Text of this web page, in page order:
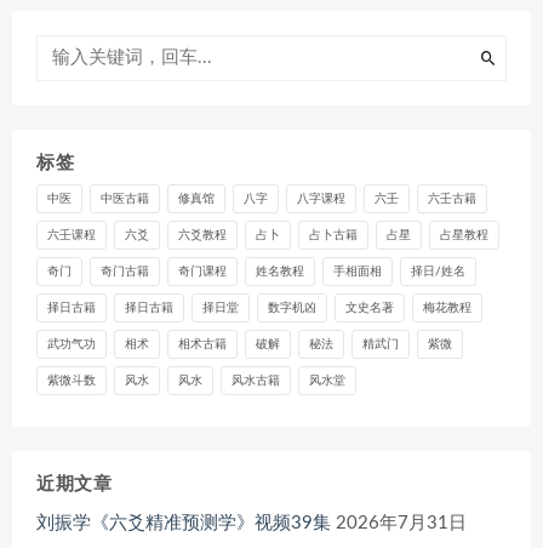
标签
中医 中医古籍 修真馆 八字 八字课程 六壬 六壬古籍
六壬课程 六爻 六爻教程 占卜 占卜古籍 占星 占星教程
奇门 奇门古籍 奇门课程 姓名教程 手相面相 择日/姓名
择日古籍 择日古籍 择日堂 数字机凶 文史名著 梅花教程
武功气功 相术 相术古籍 破解 秘法 精武门 紫微
紫微斗数 风水 风水 风水古籍 风水堂
近期文章
刘振学《六爻精准预测学》视频39集 2026年7月31日